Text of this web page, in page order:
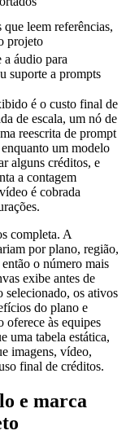
leem referências,
projeto
áudio para
suporte a prompts
é o custo final de
de escala, um nó de
reescrita de prompt
um modelo
alguns créditos, e
a contagem
é cobrada
completa. A
por plano, região,
o número mais
exibe antes de
selecionado, os ativos
do plano e
oferece às equipes
uma tabela estática,
imagens, vídeo,
final de créditos.
e marca